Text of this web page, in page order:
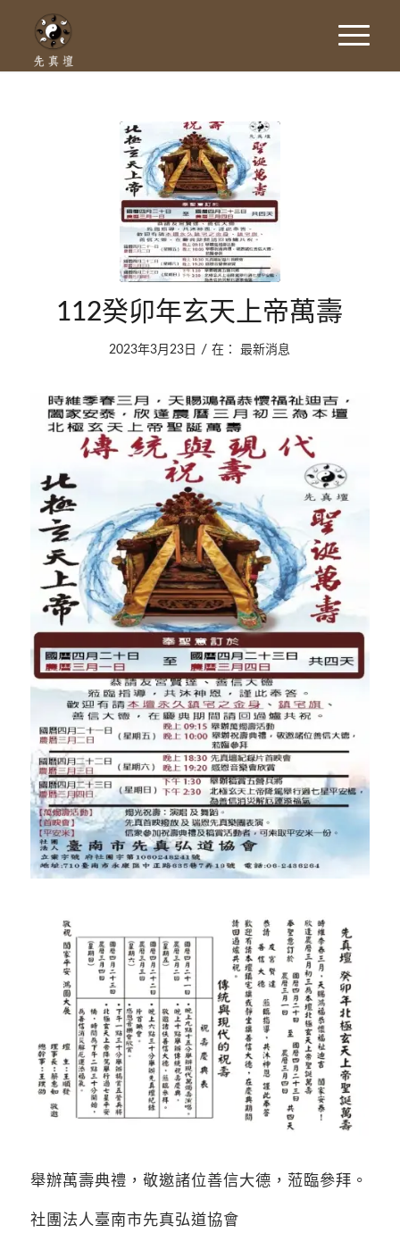
112癸卯年玄天上帝萬壽
2023年3月23日 / 在：最新消息
舉辦萬壽典禮，敬邀諸位善信大德，蒞臨參拜。
社團法人臺南市先真弘道協會